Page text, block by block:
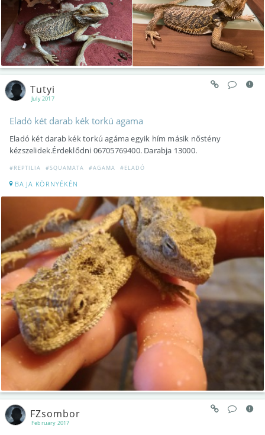
July 2017
Tutyi
Eladó két darab kék torkú agama
Eladó két darab kék torkú agáma egyik hím másik nőstény
kézszelidek.Érdeklődni 06705769400. Darabja 13000.
#REPTILIA #SQUAMATA #AGAMA #ELADÓ
BAJA KÖRNYÉKÉN
February 2017
FZsombor